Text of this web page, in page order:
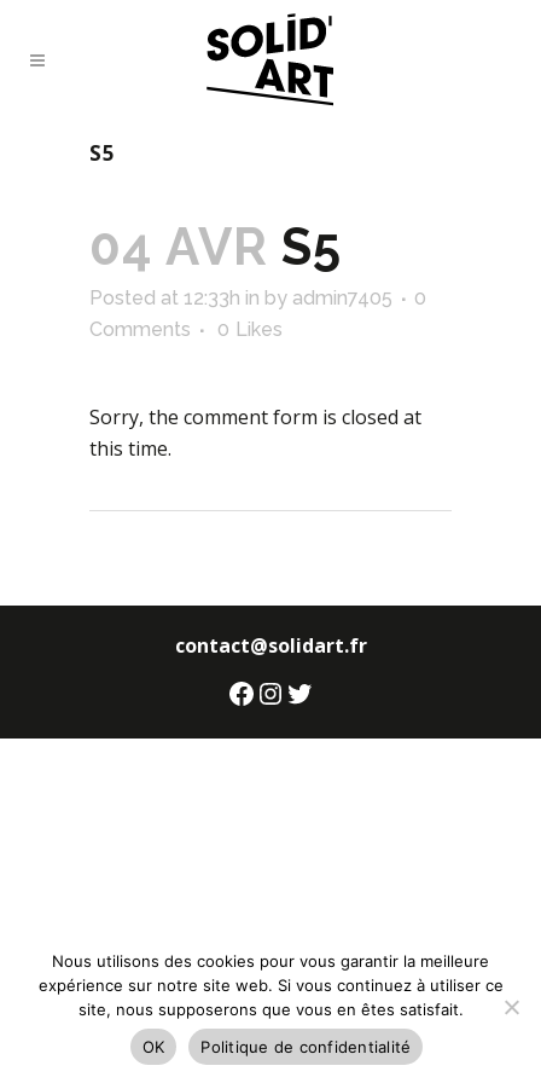
S5
04 AVR S5
Posted at 12:33h in by admin7405
0
Comments
0 Likes
Sorry, the comment form is closed at
this time.
contact@solidart.fr
Facebook
Instagram
Twitter
Nous utilisons des cookies pour vous garantir la meilleure
expérience sur notre site web. Si vous continuez à utiliser ce
site, nous supposerons que vous en êtes satisfait.
OK
Politique de confidentialité